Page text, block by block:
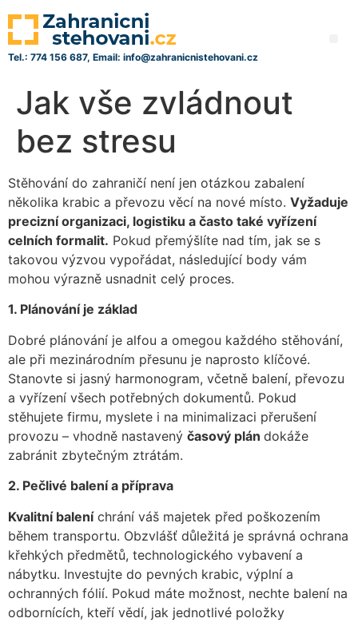
Tel.: 774 156 687, Email: info@zahranicnistehovani.cz
Jak vše zvládnout
bez stresu
Stěhování do zahraničí není jen otázkou zabalení
několika krabic a převozu věcí na nové místo. Vyžaduje
precizní organizaci, logistiku a často také vyřízení
celních formalit. Pokud přemýšlíte nad tím, jak se s
takovou výzvou vypořádat, následující body vám
mohou výrazně usnadnit celý proces.
1. Plánování je základ
Dobré plánování je alfou a omegou každého stěhování,
ale při mezinárodním přesunu je naprosto klíčové.
Stanovte si jasný harmonogram, včetně balení, převozu
a vyřízení všech potřebných dokumentů. Pokud
stěhujete firmu, myslete i na minimalizaci přerušení
provozu – vhodně nastavený časový plán dokáže
zabránit zbytečným ztrátám.
2. Pečlivé balení a příprava
Kvalitní baleníchrání váš majetek před poškozením
během transportu. Obzvlášť důležitá je správná ochrana
křehkých předmětů, technologického vybavení a
nábytku. Investujte do pevných krabic, výplní a
ochranných fólií. Pokud máte možnost, nechte balení na
odbornících, kteří vědí, jak jednotlivé položky